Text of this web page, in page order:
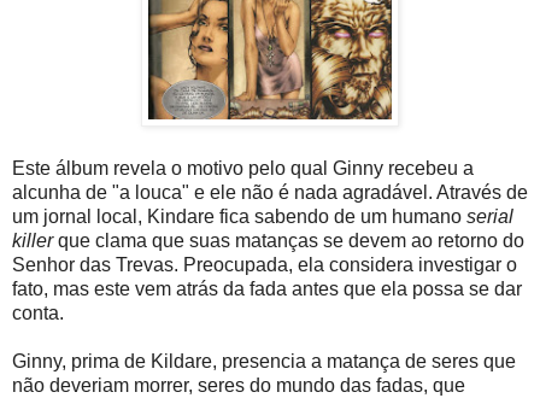
Este álbum revela o motivo pelo qual Ginny recebeu a
alcunha de "a louca" e ele não é nada agradável. Através de
um jornal local, Kindare fica sabendo de um humano serial
killerque clama que suas matanças se devem ao retorno do
Senhor das Trevas. Preocupada, ela considera investigar o
fato, mas este vem atrás da fada antes que ela possa se dar
conta.
Ginny, prima de Kildare, presencia a matança de seres que
não deveriam morrer, seres do mundo das fadas, que